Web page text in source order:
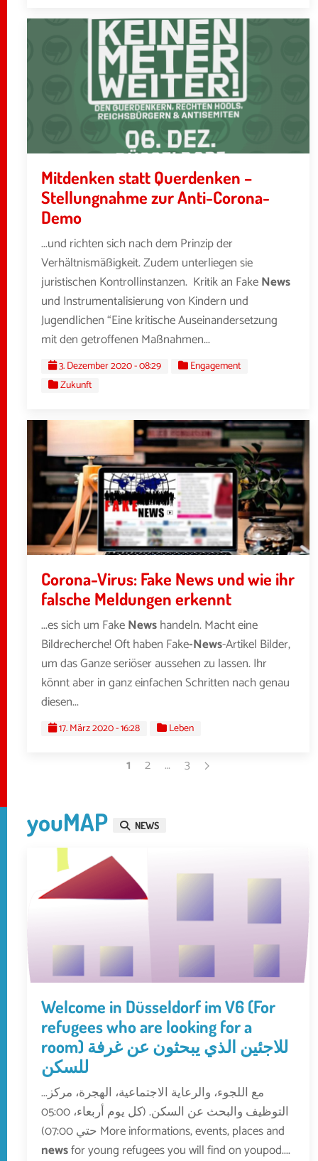
Mitdenken statt Querdenken –
Stellungnahme zur Anti-Corona-
Demo
...und richten sich nach dem Prinzip der
Verhältnismäßigkeit. Zudem unterliegen sie
juristischen Kontrollinstanzen. Kritik an FakeNews
und Instrumentalisierung von Kindern und
Jugendlichen “Eine kritische Auseinandersetzung
mit den getroffenen Maßnahmen...
3. Dezember 2020 - 08:29
Engagement
Zukunft
Corona-Virus: Fake News und wie ihr
falsche Meldungen erkennt
...es sich um FakeNewshandeln. Macht eine
Bildrecherche! Oft haben Fake-News-Artikel Bilder,
um das Ganze seriöser aussehen zu lassen. Ihr
könnt aber in ganz einfachen Schritten nach genau
diesen...
17. März 2020 - 16:28 Leben
1 2 … 3
youMAP NEWS
Welcome in Düsseldorf im V6 (For
refugees who are looking for a
room) للاجئين الذي يبحثون عن غرفة
للسكن
...مع اللجوء، والرعاية الاجتماعية، الهجرة، مركز
التوظيف والبحث عن السكن. (كل يوم أربعاء، 05:00
حتي 07:00) More informations, events, places and
newsfor young refugees you will find on youpod....